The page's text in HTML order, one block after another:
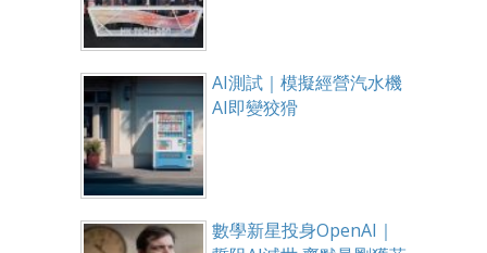
AI測試｜模擬經營汽水機
AI即變狡猾
數學新星投身OpenAI｜